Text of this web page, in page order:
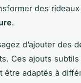
des
.
d’ajouter des
Ces ajouts
être adaptés à